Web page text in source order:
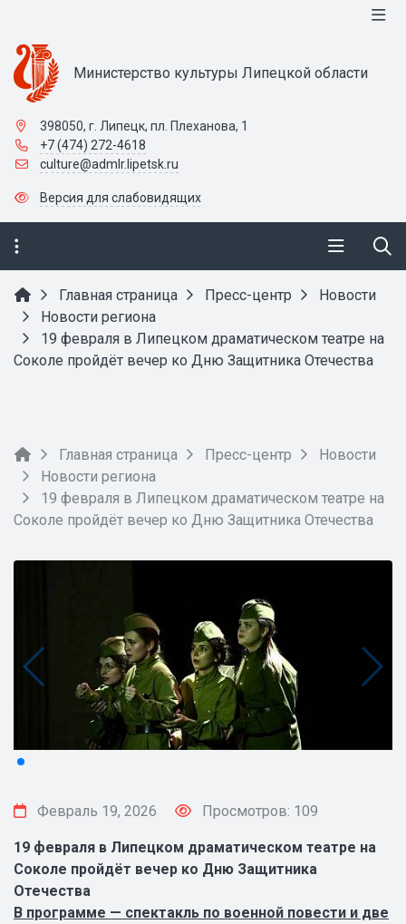
Министерство культуры Липецкой области
398050, г. Липецк, пл. Плеханова, 1
+7 (474) 272-4618
culture@admlr.lipetsk.ru
Версия для слабовидящих
Главная страница Пресс-центр
Новости
Новости региона
19 февраля в Липецком драматическом театре на
Соколе пройдёт вечер ко Дню Защитника Отечества
Главная страница Пресс-центр
Новости
Новости региона
19 февраля в Липецком драматическом театре на
Соколе пройдёт вечер ко Дню Защитника Отечества
Февраль 19, 2026 Просмотров: 109
19 февраля в Липецком драматическом театре на
Соколе пройдёт вечер ко Дню Защитника
Отечества
В программе — спектакль по военной повести и две